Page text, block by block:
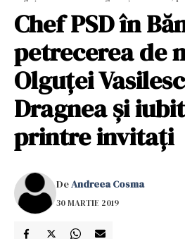
Chef PSD în
petrecerea de
Olguţei
Dragnea şi
printre invitaţi
DeAndreea Cosma
30 MARTIE 2019